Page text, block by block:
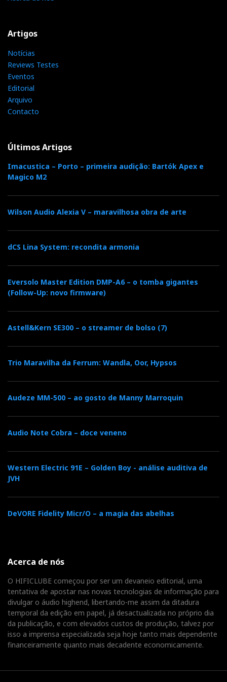
Luxman L-595A SE – luxo
clássico com história
Sep 16, 2021
95 anos de Passado com aposta no Futuro.
Mais...
Arya significa ‘ar’, mas também ‘melodia’, e o nome
fica bem a um par de auscultadores planarmagnéticos
de caixa aberta e preço fechado: 1599 euros.
Audiolab 8300A – regresso ao
futuro
Sep 02, 2021 por José Victor Henriques
Artigos
Notícias
Reviews Testes
Eventos
Editorial
Arquivo
Contacto
Últimos Artigos
Imacustica – Porto – primeira audição: Bartók Apex e
Magico M2
Wilson Audio Alexia V – maravilhosa obra de arte
dCS Lina System: recondita armonia
Eversolo Master Edition DMP-A6 – o tomba gigantes
(Follow-Up: novo firmware)
Astell&Kern SE300 – o streamer de bolso (7)
Trio Maravilha da Ferrum: Wandla, Oor, Hypsos
Audeze MM-500 – ao gosto de Manny Marroquin
Audio Note Cobra – doce veneno
Western Electric 91E – Golden Boy - análise auditiva de
JVH
DeVORE Fidelity Micr/O – a magia das abelhas
Acerca de nós
O HIFICLUBE começou por ser um devaneio editorial, uma
tentativa de apostar nas novas tecnologias de informação para
divulgar o áudio highend, libertando-me assim da ditadura
temporal da edição em papel, já desactualizada no próprio dia
da publicação, e com elevados custos de produção, talvez por
isso a imprensa especializada seja hoje tanto mais dependente
financeiramente quanto mais decadente economicamente.